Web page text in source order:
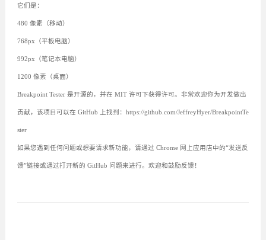
它们是：
480 像素（移动）
768px（平板电脑）
992px（笔记本电脑）
1200 像素（桌面）
Breakpoint Tester 是开源的，并在 MIT 许可下获得许可。非常欢迎你为开发做出
贡献，该项目可以在 GitHub 上找到：https://github.com/JeffreyHyer/BreakpointTe
ster
如果您遇到任何问题或想要请求新功能，请通过 Chrome 网上应用店中的“发送反
馈”链接或通过打开新的 GitHub 问题来进行。欢迎和鼓励反馈！